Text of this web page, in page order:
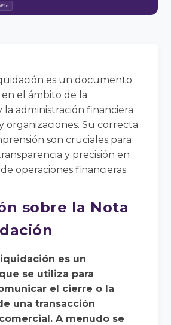
es un documento
el ámbito de la
la administración financiera
organizaciones. Su correcta
son cruciales para
y precisión en
operaciones financieras.
sobre la Nota
es un
se utiliza para
el cierre o la
una transacción
A menudo se